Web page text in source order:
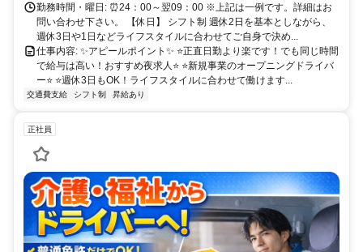
勤務時間・曜日: ⏰24：00～翌09：00 ※上記は一例です。詳細はお
問い合わせ下さい。 【休日】 シフト制 週休2日を基本としながら、
週休3日や1日などライフスタイルに合わせてご自身で決め...
仕事内容: ✨アピールポイント✨ ⭐️正直日勤より楽です！でも同じ時間
で給与は高い！おすすめ夜求人⭐️ ⭐️新規事業のオープニングドライバ
ー⭐️ ⭐️週休3日もOK！ライフスタイルに合わせて働けます...
交通費支給 シフト制 昇給あり
正社員